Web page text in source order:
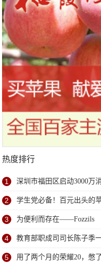
热度排行
1 深圳市福田区启动3000万
2 学生党必备！百元出头的
3 为便利而存在——Fozzils
4 教育部职成司司长陈子季
研
5 用了两个月的荣耀20，憋